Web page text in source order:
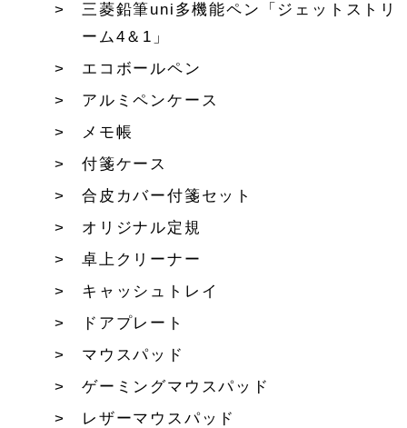
三菱鉛筆uni多機能ペン「ジェットストリ
ーム4＆1」
エコボールペン
アルミペンケース
メモ帳
付箋ケース
合皮カバー付箋セット
オリジナル定規
卓上クリーナー
キャッシュトレイ
ドアプレート
マウスパッド
ゲーミングマウスパッド
レザーマウスパッド